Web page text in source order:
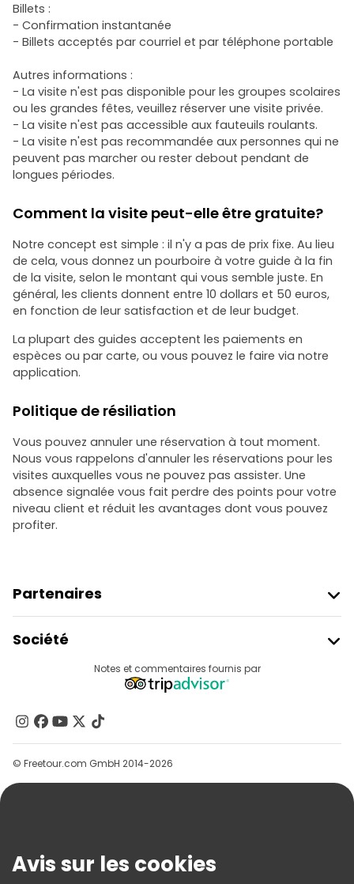
Billets :
- Confirmation instantanée
- Billets acceptés par courriel et par téléphone portable
Autres informations :
- La visite n'est pas disponible pour les groupes scolaires
ou les grandes fêtes, veuillez réserver une visite privée.
- La visite n'est pas accessible aux fauteuils roulants.
- La visite n'est pas recommandée aux personnes qui ne
peuvent pas marcher ou rester debout pendant de
longues périodes.
Comment la visite peut-elle être gratuite?
Notre concept est simple : il n'y a pas de prix fixe. Au lieu
de cela, vous donnez un pourboire à votre guide à la fin
de la visite, selon le montant qui vous semble juste. En
général, les clients donnent entre 10 dollars et 50 euros,
en fonction de leur satisfaction et de leur budget.
La plupart des guides acceptent les paiements en
espèces ou par carte, ou vous pouvez le faire via notre
application.
Politique de résiliation
Vous pouvez annuler une réservation à tout moment.
Nous vous rappelons d'annuler les réservations pour les
visites auxquelles vous ne pouvez pas assister. Une
absence signalée vous fait perdre des points pour votre
niveau client et réduit les avantages dont vous pouvez
profiter.
Partenaires
Connexion Du Fournisseur
Programme D’affiliation
Société
Contactez-Nous
Groupes
Aide
Conditions Générales Et Mentions Légales
Notes et commentaires fournis par
© Freetour.com GmbH 2014-2026
Avis sur les cookies